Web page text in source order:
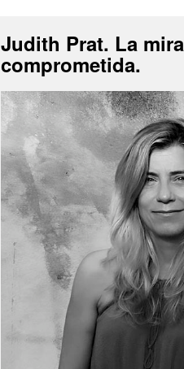
Judith Prat. La
comprometida.